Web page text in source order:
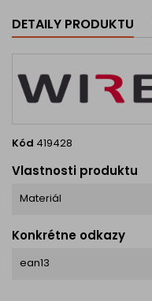
DETAILY PRODUKTU
Kód 419428
Vlastnosti produktu
Materiál
Konkrétne odkazy
ean13